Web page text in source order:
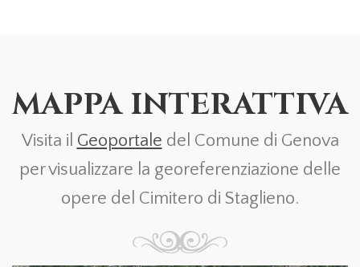
MAPPA INTERATTIVA
Visita il Geoportale del Comune di Genova
per visualizzare la georeferenziazione delle
opere del Cimitero di Staglieno.